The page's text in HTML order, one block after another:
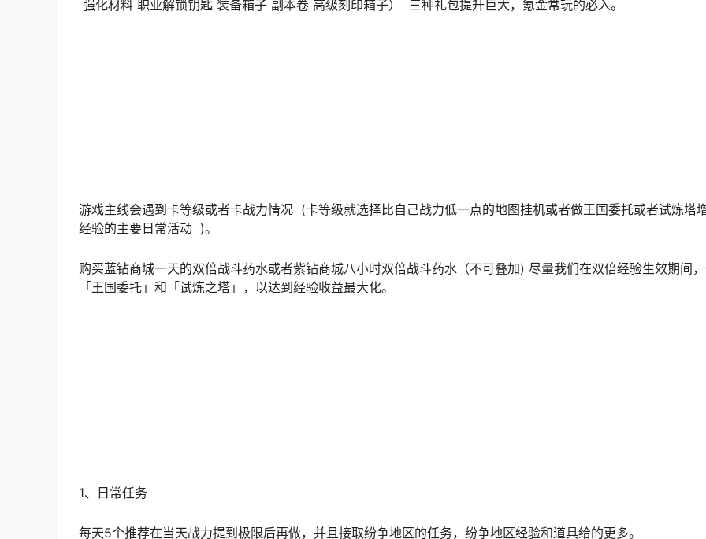
强化材料 职业解锁钥匙 装备箱子 副本卷 高级刻印箱子） 三种礼包提升巨大，氪金常玩的必入。
游戏主线会遇到卡等级或者卡战力情况 (卡等级就选择比自己战力低一点的地图挂机或者做王国委托或者试炼塔
经验的主要日常活动 )。
购买蓝钻商城一天的双倍战斗药水或者紫钻商城八小时双倍战斗药水（不可叠加) 尽量我们在双倍经验生效期间
「王国委托」和「试炼之塔」，以达到经验收益最大化。